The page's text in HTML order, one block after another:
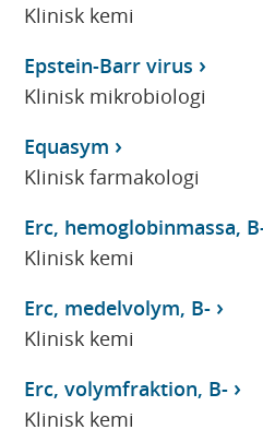
Klinisk kemi
Epstein-Barr virus
Klinisk mikrobiologi
Equasym
Klinisk farmakologi
Erc, hemoglobinmassa,
Klinisk kemi
Erc, medelvolym, B-
Klinisk kemi
Erc, volymfraktion, B-
Klinisk kemi